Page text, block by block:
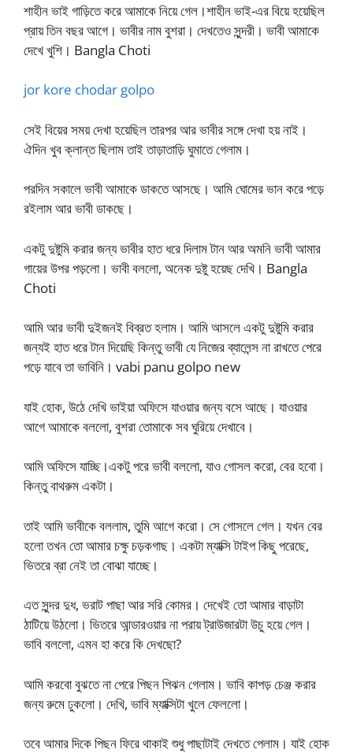
শাহীন ভাই গাড়িতে করে আমাকে নিয়ে গেল।শাহীন ভাই-এর বিয়ে হয়েছিল
প্রায় তিন বছর আগে। ভাবীর নাম বুশরা। দেখতেও সুন্দরী। ভাবী আমাকে
দেখে খুশি। Bangla Choti
jor kore chodar golpo
সেই বিয়ের সময় দেখা হয়েছিল তারপর আর ভাবীর সঙ্গে দেখা হয় নাই।
ঐদিন খুব ক্লান্ত ছিলাম তাই তাড়াতাড়ি ঘুমাতে গেলাম।
পরদিন সকালে ভাবী আমাকে ডাকতে আসছে। আমি ঘোমের ভান করে পড়ে
রইলাম আর ভাবী ডাকছে।
একটু দুষ্টুমি করার জন্য ভাবীর হাত ধরে দিলাম টান আর অমনি ভাবী আমার
গায়ের উপর পড়লো। ভাবী বললো, অনেক দুষ্টু হয়েছ দেখি। Bangla
Choti
আমি আর ভাবী দুইজনই বিব্রত হলাম। আমি আসলে একটু দুষ্টুমি করার
জন্যই হাত ধরে টান দিয়েছি কিন্তু ভাবী যে নিজের ব্যালেন্স না রাখতে পেরে
পড়ে যাবে তা ভাবিনি। vabi panu golpo new
যাই হোক, উঠে দেখি ভাইয়া অফিসে যাওয়ার জন্য বসে আছে। যাওয়ার
আগে আমাকে বললো, বুশরা তোমাকে সব ঘুরিয়ে দেখাবে।
আমি অফিসে যাচ্ছি।একটু পরে ভাবী বললো, যাও গোসল করো, বের হবো।
কিন্তু বাথরুম একটা।
তাই আমি ভাবীকে বললাম, তুমি আগে করো। সে গোসলে গেল। যখন বের
হলো তখন তো আমার চক্ষু চড়কগাছ। একটা ম্যাক্সি টাইপ কিছু পরেছে,
ভিতরে ব্রা নেই তা বোঝা যাচ্ছে।
এত সুন্দর দুধ, ভরাট পাছা আর সরি কোমর। দেখেই তো আমার বাড়াটা
ঠাটিয়ে উঠলো। ভিতরে আন্ডারওয়ার না পরায় ট্রাউজারটা উচু হয়ে গেল।
ভাবি বললো, এমন হা করে কি দেখছো?
আমি করবো বুঝতে না পেরে পিছন পিঝন গেলাম। ভাবি কাপড় চেঞ্জ করার
জন্য রুমে ঢুকলো। দেখি, ভাবি ম্যাক্সিটা খুলে ফেললো।
তবে আমার দিকে পিছন ফিরে থাকাই শুধু পাছাটাই দেখতে পেলাম। যাই হোক